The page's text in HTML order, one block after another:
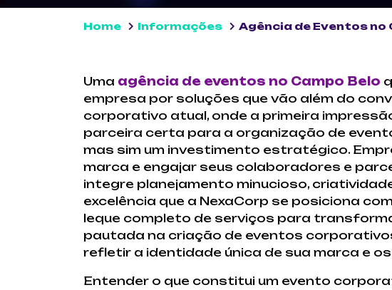
Home Informações Agência de Eventos no
Uma agência de eventos no Campo Belo
empresa por soluções que vão além do
corporativo atual, onde a primeira
parceira certa para a organização de
mas sim um investimento estratégico.
marca e engajar seus colaboradores e
integre planejamento minucioso,
excelência que a NexaCorp se posiciona
leque completo de serviços para
pautada na criação de eventos
refletir a identidade única de sua marca e
Entender o que constitui um evento